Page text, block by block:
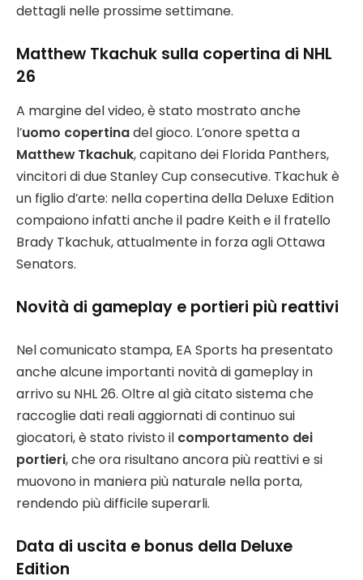
dettagli nelle prossime settimane.
Matthew Tkachuk sulla copertina di NHL
26
A margine del video, è stato mostrato anche
l’uomo copertinadel gioco. L’onore spetta a
Matthew Tkachuk, capitano dei Florida Panthers,
vincitori di due Stanley Cup consecutive. Tkachuk è
un figlio d’arte: nella copertina della Deluxe Edition
compaiono infatti anche il padre Keith e il fratello
Brady Tkachuk, attualmente in forza agli Ottawa
Senators.
Novità di gameplay e portieri più reattivi
Nel comunicato stampa, EA Sports ha presentato
anche alcune importanti novità di gameplay in
arrivo su NHL 26. Oltre al già citato sistema che
raccoglie dati reali aggiornati di continuo sui
giocatori, è stato rivisto il comportamento dei
portieri, che ora risultano ancora più reattivi e si
muovono in maniera più naturale nella porta,
rendendo più difficile superarli.
Data di uscita e bonus della Deluxe
Edition